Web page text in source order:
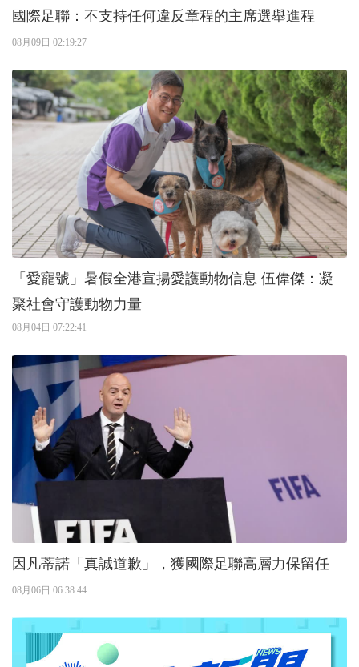
國際足聯：不支持任何違反章程的主席選舉進程
08月09日 02:19:27
「愛寵號」暑假全港宣揚愛護動物信息 伍偉傑：凝
聚社會守護動物力量
08月04日 07:22:41
因凡蒂諾「真誠道歉」，獲國際足聯高層力保留任
08月06日 06:38:44